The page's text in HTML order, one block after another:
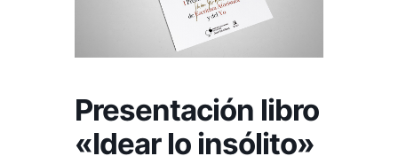
Presentación libro
«Idear lo insólito»